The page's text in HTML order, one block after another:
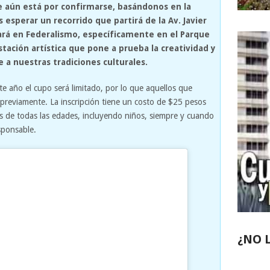
está por confirmarse, basándonos en la
esperar un recorrido que partirá de la Av. Javier
en Federalismo, específicamente en el Parque
artística que pone a prueba la creatividad y
nuestras tradiciones culturales.
año el cupo será limitado, por lo que aquellos que
La inscripción tiene un costo de $25 pesos
todas las edades, incluyendo niños, siempre y cuando
¿NO